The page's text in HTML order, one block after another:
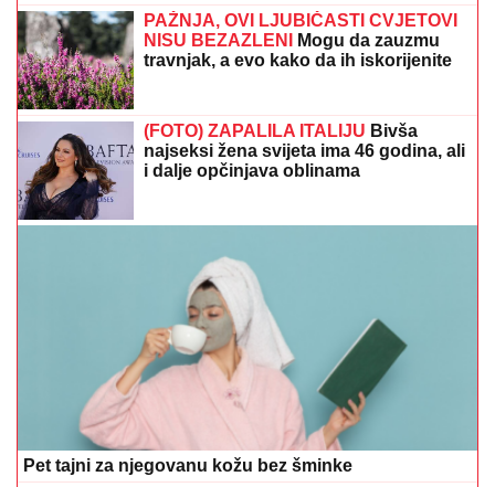
PAŽNJA, OVI LJUBIČASTI CVJETOVI
NISU BEZAZLENI
Mogu da zauzmu
travnjak, a evo kako da ih iskorijenite
(FOTO) ZAPALILA ITALIJU Bivša
najseksi žena svijeta ima 46 godina, ali
i dalje opčinjava oblinama
Pet tajni za njegovanu kožu bez šminke